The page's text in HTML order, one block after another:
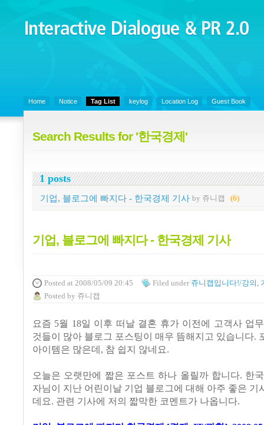
Interactive Dialogue &
PR 2.0
Home Notice Tag List keylog Location Log Guest Book
Search Results for '한국경제'
1 posts
기업, 블로그에 빠지다 - 한국경제 기사 by 쥬니캡 (6)
기업, 블로그에 빠지다 - 한국경제 기사
Posted at 2008/05/09 20:45 Filed under 쥬니캡입니다!/강의,
Posted by 쥬니캡
요즘 5월 18일 이후 떠날 결혼 휴가 이전에 고객사 업
것들이 많아 블로그 포스팅이 매우 뜸해지고 있습니다.
아이템은 많은데, 참 쉽지 않네요.
오늘은 오랫만에 짧은 포스트 하나 올릴까 합니다. 한
자님이 지난 어린이날 기업 블로그에 대해 아주 좋은 기
데요. 관련 기사에 저의 짧막한 코멘트가 나옵니다.